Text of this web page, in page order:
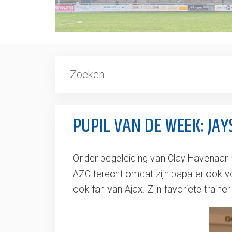
PUPIL VAN DE WEEK:
Onder begeleiding van Clay
AZC terecht omdat zijn papa er ook
ook fan van Ajax. Zijn favoriete trainer